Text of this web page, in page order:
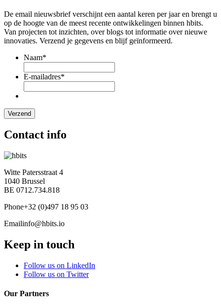
De email nieuwsbrief verschijnt een aantal keren per jaar en brengt u
op de hoogte van de meest recente ontwikkelingen binnen hbits.
Van projecten tot inzichten, over blogs tot informatie over nieuwe
innovaties. Verzend je gegevens en blijf geïnformeerd.
Naam*
E-mailadres*
Contact info
Witte Patersstraat 4
1040 Brussel
BE 0712.734.818
Phone+32 (0)497 18 95 03
Emailinfo@hbits.io
Keep in touch
Follow us on LinkedIn
Follow us on Twitter
Our Partners